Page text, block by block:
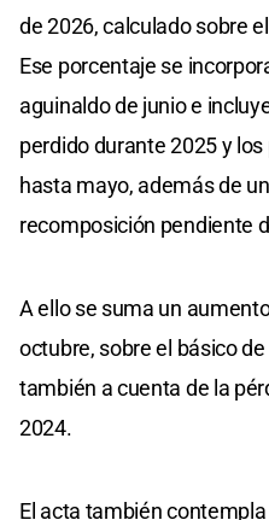
de 2026, calculado sobre
Ese porcentaje se
aguinaldo de junio e
perdido durante 2025 y
hasta mayo, además de
recomposición pendiente
A ello se suma un
octubre, sobre el básico
también a cuenta de la
2024.
El acta también